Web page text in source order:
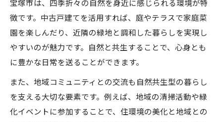
宝塚市は、四季折々の自然を身近に感じられる環境が特
徴です。中古戸建てを活用すれば、庭やテラスで家庭菜
園を楽しんだり、近隣の緑地と調和した暮らしを実現し
やすいのが魅力です。自然と共生することで、心身とも
に豊かな日常を送ることができます。
また、地域コミュニティとの交流も自然共生型の暮らし
を支える大切な要素です。例えば、地域の清掃活動や緑
化イベントに参加することで、住環境の美化と地域との